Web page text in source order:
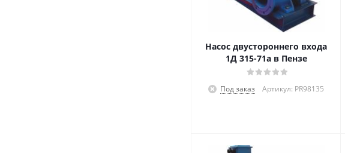
Насос двустороннего входа
1Д 315-71а в Пензе
Под заказ Артикул: PR98135